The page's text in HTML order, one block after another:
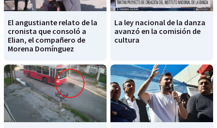
El angustiante relato de la
cronista que consoló a
Elian, el compañero de
Morena Domínguez
La ley nacional de la danza
avanzó en la comisión de
cultura